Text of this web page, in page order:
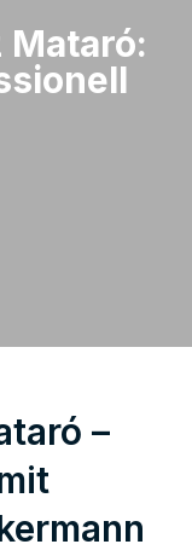
Mataró:
–